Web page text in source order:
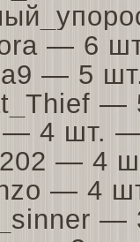
— 6
— 5
— 4 шт.
— 4
— 4